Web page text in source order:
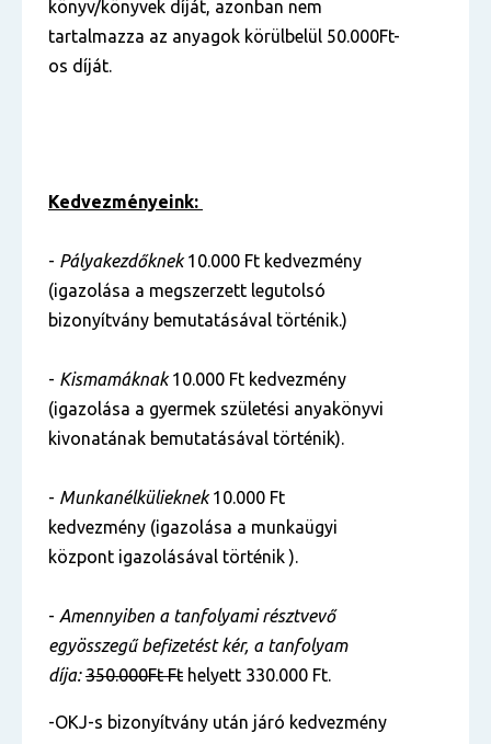
könyv/könyvek díját, azonban nem
tartalmazza az anyagok körülbelül 50.000Ft-
os díját.
Kedvezményeink:
- Pályakezdőknek10.000 Ft kedvezmény
(igazolása a megszerzett legutolsó
bizonyítvány bemutatásával történik.)
- Kismamáknak10.000 Ft kedvezmény
(igazolása a gyermek születési anyakönyvi
kivonatának bemutatásával történik).
- Munkanélkülieknek10.000 Ft
kedvezmény (igazolása a munkaügyi
központ igazolásával történik ).
- Amennyiben a tanfolyami résztvevő
egyösszegű befizetést kér, a tanfolyam
díja: 350.000Ft Ft helyett 330.000 Ft.
-OKJ-s bizonyítvány után járó kedvezmény